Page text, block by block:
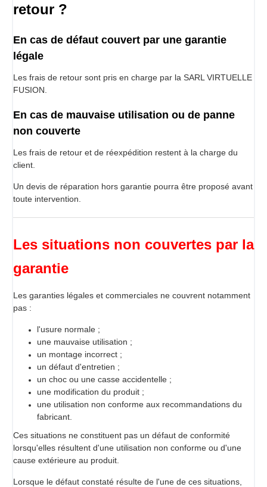
retour ?
En cas de défaut couvert par une garantie
légale
Les frais de retour sont pris en charge par la SARL VIRTUELLE
FUSION.
En cas de mauvaise utilisation ou de panne
non couverte
Les frais de retour et de réexpédition restent à la charge du
client.
Un devis de réparation hors garantie pourra être proposé avant
toute intervention.
Les situations non couvertes par la
garantie
Les garanties légales et commerciales ne couvrent notamment
pas :
l'usure normale ;
une mauvaise utilisation ;
un montage incorrect ;
un défaut d'entretien ;
un choc ou une casse accidentelle ;
une modification du produit ;
une utilisation non conforme aux recommandations du
fabricant.
Ces situations ne constituent pas un défaut de conformité
lorsqu'elles résultent d'une utilisation non conforme ou d'une
cause extérieure au produit.
Lorsque le défaut constaté résulte de l'une de ces situations,